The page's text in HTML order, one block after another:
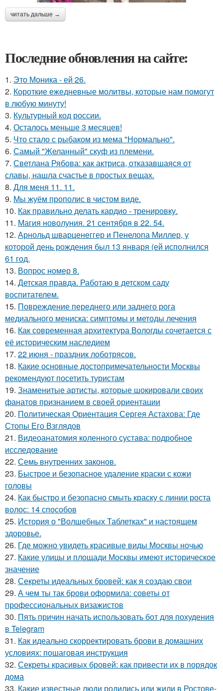
читать дальше →
Последние обновления на сайте:
1. Это Моника - ей 26.
2. Короткие ежедневные молитвы, которые нам помогут
в любую минуту!
3. Культурный код россии.
4. Осталось меньше 3 месяцев!
5. Что стало с рыбаком из мема "Нормально".
6. Самый "Желанный" скуф из племени.
7. Светлана Рябова: как актриса, отказавшаяся от
славы, нашла счастье в простых вещах.
8. Для меня 11. 11.
9. Мы жуём прополис в чистом виде.
10. Как правильно делать кардио - тренировку.
11. Магия новолуния. 21 сентября в 22. 54.
12. Арнольд шварценеггер и Пенелопа Миллер, у
которой день рождения был 13 января (ей исполнился
61 год.
13. Вопрос номер 8.
14. Детская правда. Работаю в детском саду
воспитателем.
15. Повреждение переднего или заднего рога
медиального мениска: симптомы и методы лечения
16. Как современная архитектура Вологды сочетается с
её историческим наследием
17. 22 июня - праздник лоботрясов.
18. Какие основные достопримечательности Москвы
рекомендуют посетить туристам
19. Знаменитые артисты, которые шокировали своих
фанатов признанием в своей ориентации
20. Политическая Ориентация Сергея Астахова: Где
Стопы Его Взглядов
21. Видеоанатомия коленного сустава: подробное
исследование
22. Семь внутренних законов.
23. Быстрое и безопасное удаление краски с кожи
головы
24. Как быстро и безопасно смыть краску с линии роста
волос: 14 способов
25. История о "Волшебных Таблетках" и настоящем
здоровье.
26. Где можно увидеть красивые виды Москвы ночью
27. Какие улицы и площади Москвы имеют историческое
значение
28. Секреты идеальных бровей: как я создаю свои
29. А чем ты так брови оформила: советы от
профессиональных визажистов
30. Пять причин начать использовать бот для похудения
в Telegram
31. Как идеально скорректировать брови в домашних
условиях: пошаговая инструкция
32. Секреты красивых бровей: как привести их в порядок
дома
33. Какие известные люди родились или жили в Ростове-